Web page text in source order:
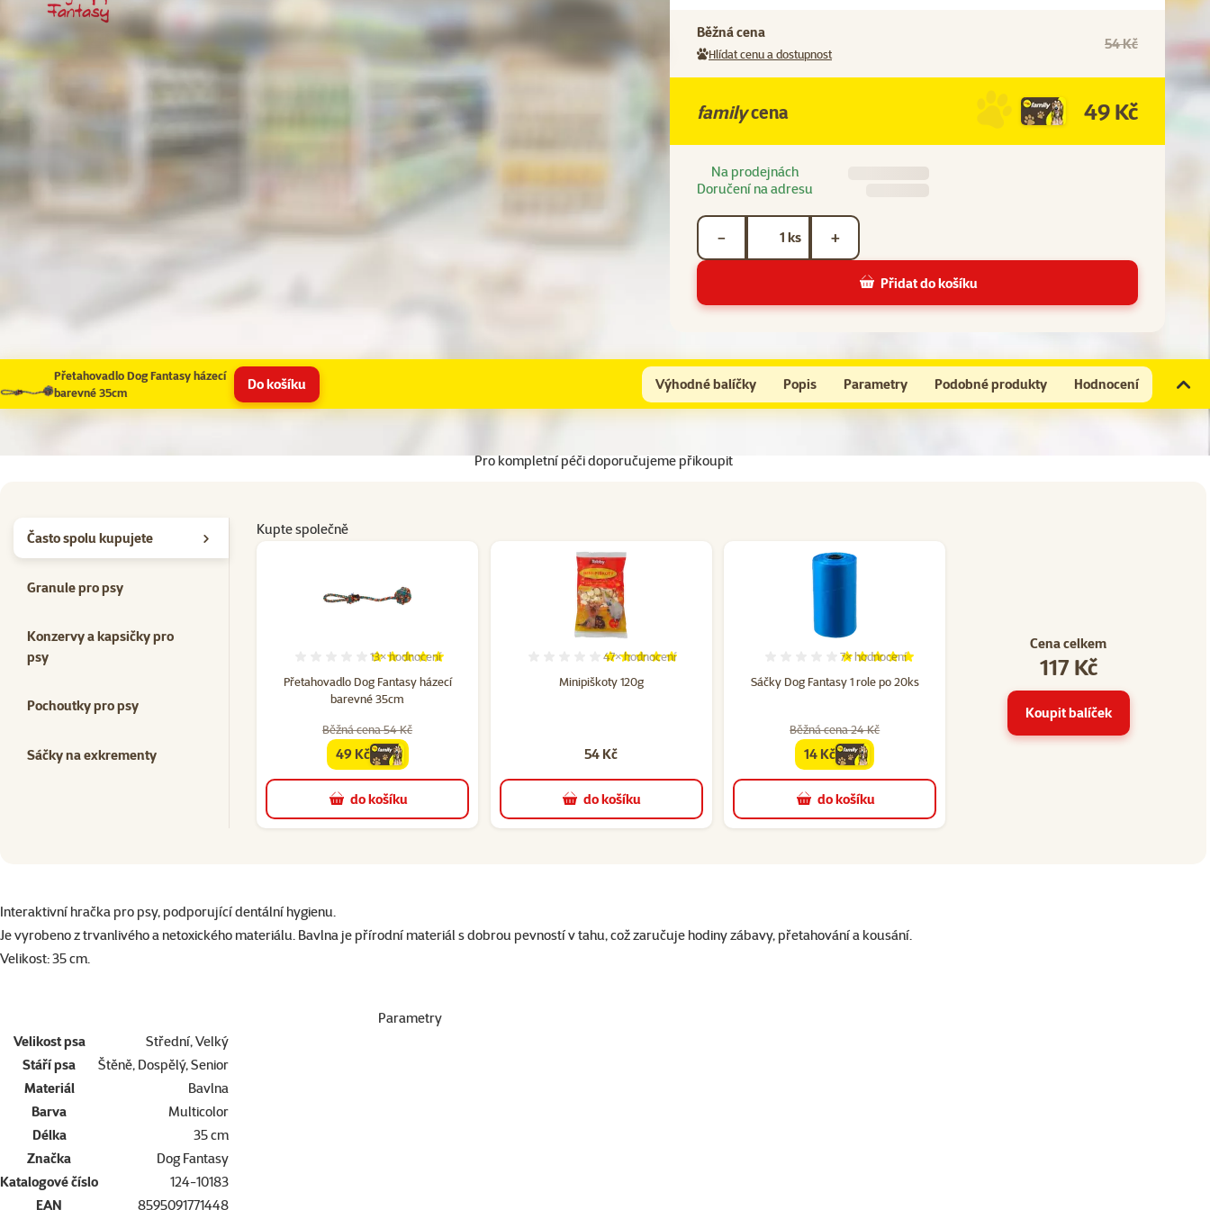
Běžná cena
Hlídat cenu a dostupnost
54 Kč
familycena 49 Kč
Na prodejnách
Doručení na adresu
ks
− +
Přidat do košíku
Přetahovadlo Dog Fantasy házecí
barevné 35cm
Do košíku Výhodné balíčky Popis Parametry Podobné produkty Hodnocení
Pro kompletní péči doporučujeme přikoupit
Často spolu kupujete
Granule pro psy
Konzervy a kapsičky pro
psy
Pochoutky pro psy
Sáčky na exkrementy
Kupte společně
Přetahovadlo Dog Fantasy házecí
barevné 35cm
Hodnocení 100%, počet hodnocení: 13
13×hodnocení
Běžná cena 54 Kč
familycena
49 Kč
do košíku
Minipiškoty 120g
Hodnocení 98%, počet hodnocení: 47
47×hodnocení
54 Kč
do košíku
Sáčky Dog Fantasy 1 role po 20ks
Hodnocení 97%, počet hodnocení: 7
7×hodnocení
Běžná cena 24 Kč
familycena
14 Kč
do košíku
Cena celkem
117 Kč
Koupit balíček
superzoo.product.detail.content
Interaktivní hračka pro psy, podporující dentální hygienu.
Je vyrobeno z trvanlivého a netoxického materiálu. Bavlna je přírodní materiál s dobrou pevností v tahu, což zaručuje hodiny zábavy, přetahování a kousání.
Velikost: 35 cm.
Parametry
Velikost psa
Střední, Velký
Stáří psa
Štěně, Dospělý, Senior
Materiál
Bavlna
Barva
Multicolor
Délka
35 cm
Značka
Dog Fantasy
Katalogové číslo
124-10183
EAN
8595091771448